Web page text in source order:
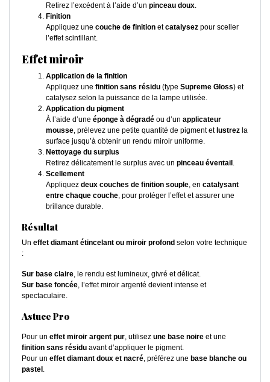
Retirez l’excédent à l’aide d’un pinceau doux.
Finition
Appliquez une couche de finition etcatalysez pour sceller
l’effet scintillant.
Effet miroir
Application de la finition
Appliquez une finition sans résidu (type Supreme Gloss) et
catalysez selon la puissance de la lampe utilisée.
Application du pigment
À l’aide d’une éponge à dégradé ou d’un applicateur
mousse, prélevez une petite quantité de pigment et lustrez la
surface jusqu’à obtenir un rendu miroir uniforme.
Nettoyage du surplus
Retirez délicatement le surplus avec un pinceau éventail .
Scellement
Appliquez deux couches de finition souple, en catalysant
entre chaque couche, pour protéger l’effet et assurer une
brillance durable.
Résultat
Un effet diamant étincelant ou miroir profond selon votre technique
:
Sur base claire, le rendu est lumineux, givré et délicat.
Sur base foncée, l’effet miroir argenté devient intense et
spectaculaire.
Astuce Pro
Pour un effet miroir argent pur, utilisez une base noire et une
finition sans résidu avant d’appliquer le pigment.
Pour un effet diamant doux et nacré, préférez une base blanche ou
pastel .